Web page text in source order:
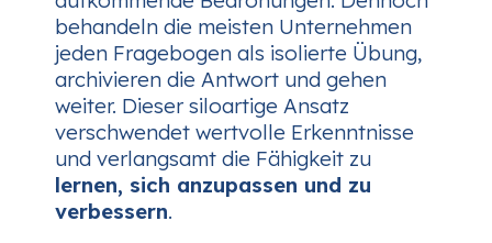
behandeln die meisten Unternehmen
jeden Fragebogen als isolierte Übung,
archivieren die Antwort und gehen
weiter. Dieser siloartige Ansatz
verschwendet wertvolle Erkenntnisse
und verlangsamt die Fähigkeit zu
lernen, sich anzupassen und zu
verbessern.